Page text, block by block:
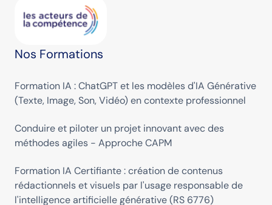
Nos Formations
Formation IA : ChatGPT et les modèles d'IA Générative
(Texte, Image, Son, Vidéo) en contexte professionnel
Conduire et piloter un projet innovant avec des
méthodes agiles - Approche CAPM
Formation IA Certifiante : création de contenus
rédactionnels et visuels par l'usage responsable de
l'intelligence artificielle générative (RS 6776)